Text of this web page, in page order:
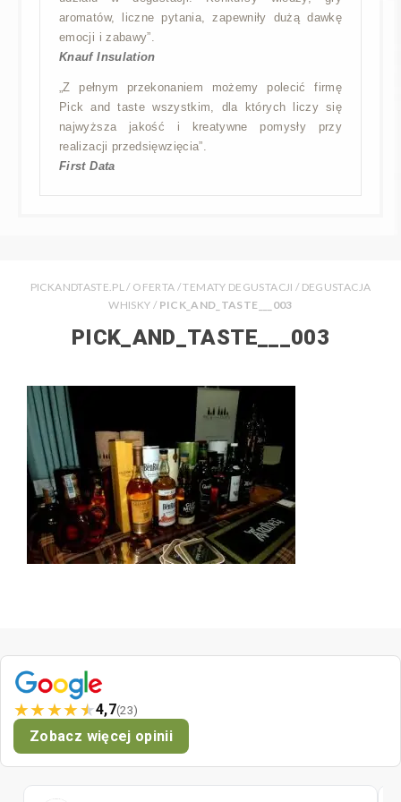
aromatów, liczne pytania, zapewniły dużą dawkę
emocji i zabawy”.
Knauf Insulation
„Z pełnym przekonaniem możemy polecić firmę
Pick and taste wszystkim, dla których liczy się
najwyższa jakość i kreatywne pomysły przy
realizacji przedsięwzięcia”.
First Data
PICKANDTASTE.PL/ OFERTA /TEMATY DEGUSTACJI / DEGUSTACJA
WHISKY / PICK_AND_TASTE___003
PICK_AND_TASTE___003
★★★★★4,7(23)
Zobacz więcej opinii